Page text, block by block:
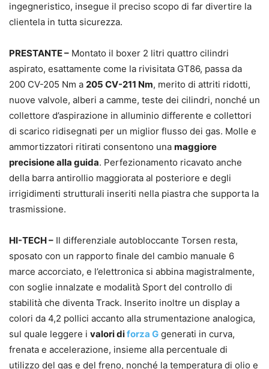
ingegneristico, insegue il preciso scopo di far divertire la
clientela in tutta sicurezza.
PRESTANTE – Montato il boxer 2 litri quattro cilindri
aspirato, esattamente come la rivisitata GT86, passa da
200 CV-205 Nm a 205 CV-211 Nm, merito di attriti ridotti,
nuove valvole, alberi a camme, teste dei cilindri, nonché un
collettore d’aspirazione in alluminio differente e collettori
di scarico ridisegnati per un miglior flusso dei gas. Molle e
ammortizzatori ritirati consentono una maggiore
precisione alla guida. Perfezionamento ricavato anche
della barra antirollio maggiorata al posteriore e degli
irrigidimenti strutturali inseriti nella piastra che supporta la
trasmissione.
HI-TECH – Il differenziale autobloccante Torsen resta,
sposato con un rapporto finale del cambio manuale 6
marce accorciato, e l’elettronica si abbina magistralmente,
con soglie innalzate e modalità Sport del controllo di
stabilità che diventa Track. Inserito inoltre un display a
colori da 4,2 pollici accanto alla strumentazione analogica,
sul quale leggere i valori diforza G generati in curva,
frenata e accelerazione, insieme alla percentuale di
utilizzo del gas e del freno, nonché la temperatura di olio e